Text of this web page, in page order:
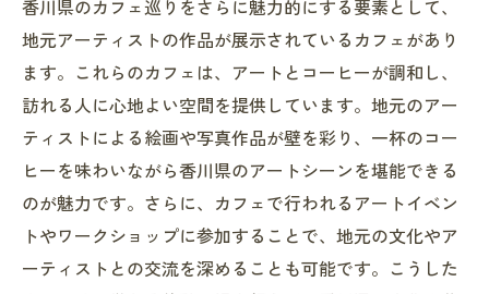
香川県のカフェ巡りをさらに魅力的にする要素として、
地元アーティストの作品が展示されているカフェがあり
ます。これらのカフェは、アートとコーヒーが調和し、
訪れる人に心地よい空間を提供しています。地元のアー
ティストによる絵画や写真作品が壁を彩り、一杯のコー
ヒーを味わいながら香川県のアートシーンを堪能できる
のが魅力です。さらに、カフェで行われるアートイベン
トやワークショップに参加することで、地元の文化やア
ーティストとの交流を深めることも可能です。こうした